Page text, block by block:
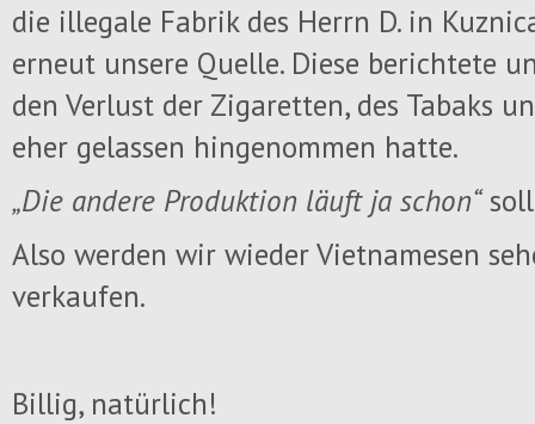
die illegale Fabrik des Herrn D. in
erneut unsere Quelle. Diese berichtete
den Verlust der Zigaretten, des Tabaks
eher gelassen hingenommen hatte.
„Die andere Produktion läuft ja schon“soll
Also werden wir wieder Vietnamesen
verkaufen.
Billig, natürlich!